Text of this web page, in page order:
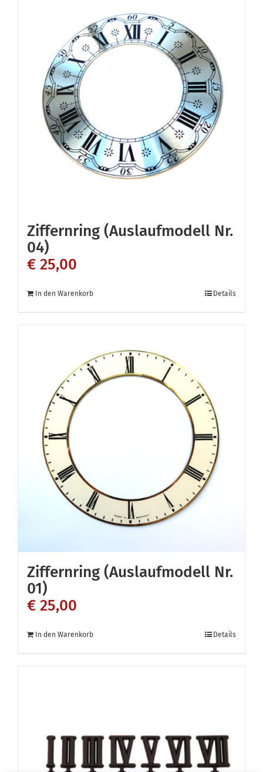
Ziffernring (Auslaufmodell Nr.
04)
€ 25,00
In den Warenkorb Details
Ziffernring (Auslaufmodell Nr.
01)
€ 25,00
In den Warenkorb Details